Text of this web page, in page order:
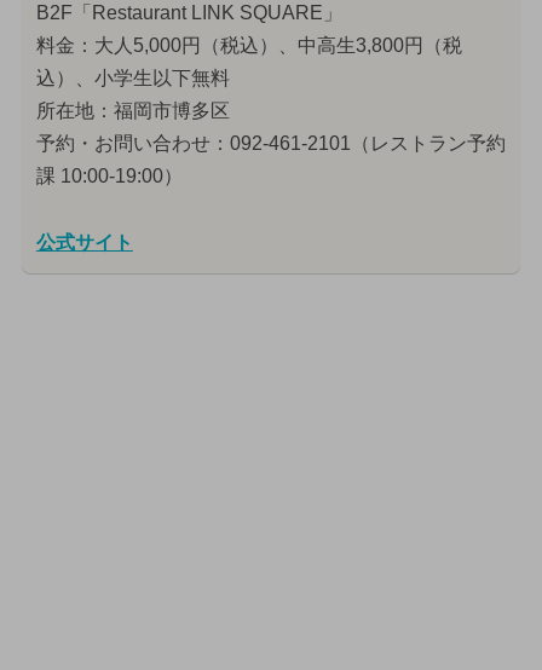
B2F「Restaurant LINK SQUARE」
料金：大人5,000円（税込）、中高生3,800円（税
込）、小学生以下無料
所在地：福岡市博多区
予約・お問い合わせ：092-461-2101（レストラン予約
課 10:00-19:00）
公式サイト